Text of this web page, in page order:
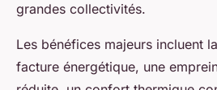
grandes collectivités.
Les bénéfices majeurs incluent
facture énergétique, une